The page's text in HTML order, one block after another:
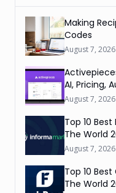
Making
Codes
August 7, 2026
AI, Pricing,
August 7, 2026
Top 10
The World
August 7, 2026
Top 10
The World